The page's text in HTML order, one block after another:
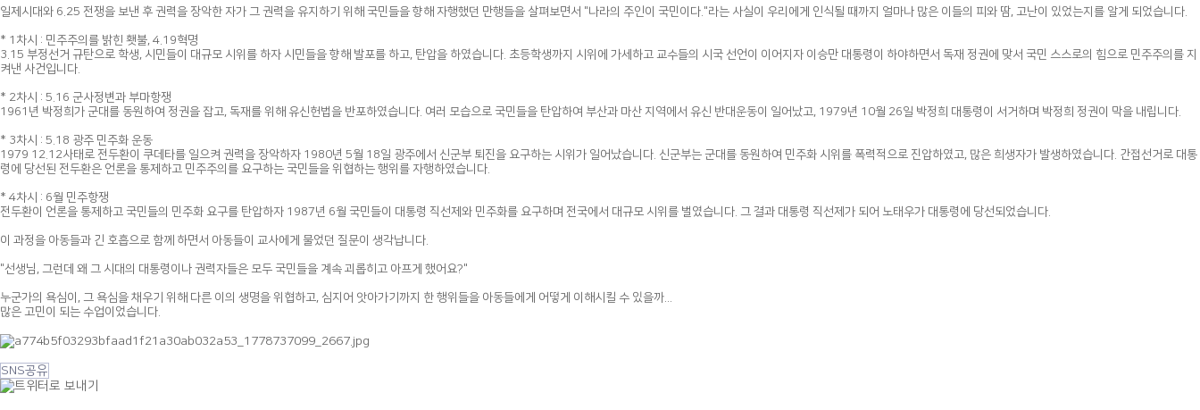
일제시대와 6.25 전쟁을 보낸 후 권력을 장악한 자가 그 권력을 유지하기 위해 국민들을 향해 자행했던 만행들을 살펴보면서 "나라의 주인이 국민이다."라는 사실이 우리에게 인식될 때까지 얼마나 많은 이들의 피와 땀, 고난이 있었는지를 알게 되었습니다.
* 1차시 : 민주주의를 밝힌 횃불, 4.19혁명
3.15 부정선거 규탄으로 학생, 시민들이 대규모 시위를 하자 시민들을 향해 발포를 하고, 탄압을 하였습니다. 초등학생까지 시위에 가세하고 교수들의 시국 선언이 이어지자 이승만 대통령이 하야하면서 독재 정권에 맞서 국민 스스로의 힘으로 민주주의를 지
켜낸 사건입니다.
* 2차시 : 5.16 군사정변과 부마항쟁
1961년 박정희가 군대를 동원하여 정권을 잡고, 독재를 위해 유신헌법을 반포하였습니다. 여러 모습으로 국민들을 탄압하여 부산과 마산 지역에서 유신 반대운동이 일어났고, 1979년 10월 26일 박정희 대통령이 서거하며 박정희 정권이 막을 내립니다.
* 3차시 : 5.18 광주 민주화 운동
1979 12.12사태로 전두환이 쿠데타를 일으켜 권력을 장악하자 1980년 5월 18일 광주에서 신군부 퇴진을 요구하는 시위가 일어났습니다. 신군부는 군대를 동원하여 민주화 시위를 폭력적으로 진압하였고, 많은 희생자가 발생하였습니다. 간접선거로 대통
령에 당선된 전두환은 언론을 통제하고 민주주의를 요구하는 국민들을 위협하는 행위를 자행하였습니다.
* 4차시 : 6월 민주항쟁
전두환이 언론을 통제하고 국민들의 민주화 요구를 탄압하자 1987년 6월 국민들이 대통령 직선제와 민주화를 요구하며 전국에서 대규모 시위를 벌였습니다. 그 결과 대통령 직선제가 되어 노태우가 대통령에 당선되었습니다.
이 과정을 아동들과 긴 호흡으로 함께 하면서 아동들이 교사에게 물었던 질문이 생각납니다.
"선생님, 그런데 왜 그 시대의 대통령이나 권력자들은 모두 국민들을 계속 괴롭히고 아프게 했어요?"
누군가의 욕심이, 그 욕심을 채우기 위해 다른 이의 생명을 위협하고, 심지어 앗아가기까지 한 행위들을 아동들에게 어떻게 이해시킬 수 있을까...
많은 고민이 되는 수업이었습니다.
SNS공유